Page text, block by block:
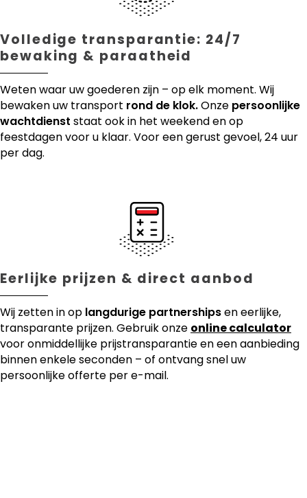
Volledige transparantie: 24/7
bewaking & paraatheid
Weten waar uw goederen zijn – op elk moment. Wij
bewaken uw transport rond de klok.Onze persoonlijke
wachtdienst staat ook in het weekend en op
feestdagen voor u klaar. Voor een gerust gevoel, 24 uur
per dag.
Eerlijke prijzen & direct aanbod
Wij zetten in op langdurige partnershipsen eerlijke,
transparante prijzen. Gebruik onze online calculator
voor onmiddellijke prijstransparantie en een aanbieding
binnen enkele seconden – of ontvang snel uw
persoonlijke offerte per e-mail.